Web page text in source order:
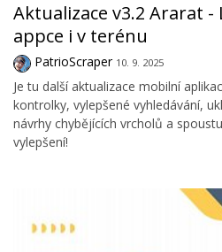
Aktualizace v3.2 Ararat -
appce i v terénu
PatrioScraper 10. 9. 2025
Je tu další aktualizace mobilní
kontrolky, vylepšené vyhledávání,
návrhy chybějících vrcholů a
vylepšení!